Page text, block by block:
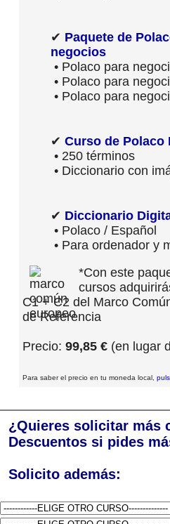
✔ Paquete de
negocios
• Polaco para
• Polaco para
• Polaco para
✔ Curso de Polaco
• 250 términos
• Diccionario con
✔ Diccionario
• Polaco / Español
• Para ordenador y
*Con este
cursos
C1 + C2 del Marco
de Referencia
Precio: 99,85 € (en lugar
Para saber el precio en tu moneda local,
¿Quieres solicitar más
Descuentos si pides
Solicito además: